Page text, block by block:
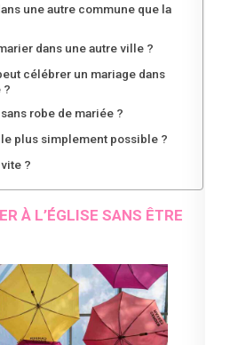
une autre commune que la
dans une autre ville ?
célébrer un mariage dans
?
robe de mariée ?
plus simplement possible ?
?
À L’ÉGLISE SANS ÊTRE